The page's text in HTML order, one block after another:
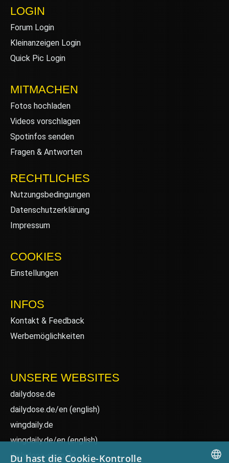
LOGIN
Forum Login
Kleinanzeigen Login
Quick Pic Login
MITMACHEN
Fotos hochladen
Videos vorschlagen
Spotinfos senden
Fragen & Antworten
RECHTLICHES
Nutzungsbedingungen
Datenschutzerklärung
Impressum
COOKIES
Einstellungen
INFOS
Kontakt & Feedback
Werbemöglichkeiten
UNSERE WEBSITES
dailydose.de
dailydose.de/en (english)
wingdaily.de
wingdaily.de/en(english)
dailydose-shop.de
Du hast die Cookie-Kontrolle